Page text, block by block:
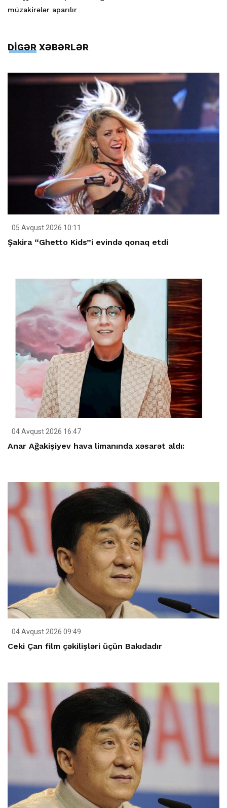
müzakirələr aparılır
DİGƏR XƏBƏRLƏR
05 Avqust 2026 10:11
Şakira “Ghetto Kids”i evində qonaq etdi
04 Avqust 2026 16:47
Anar Ağakişiyev hava limanında xəsarət aldı:
04 Avqust 2026 09:49
Ceki Çan film çəkilişləri üçün Bakıdadır